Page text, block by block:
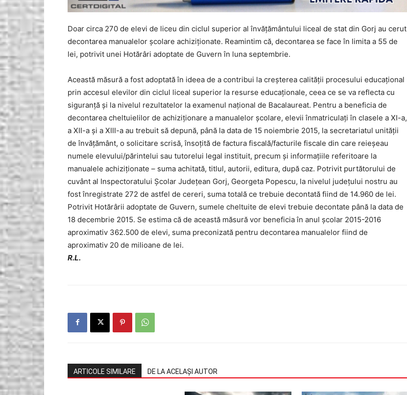
Doar circa 270 de elevi de liceu din ciclul superior al învăţământului liceal de stat din Gorj au cerut
decontarea manualelor şcolare achiziţionate. Reamintim că, decontarea se face în limita a 55 de
lei, potrivit unei Hotărâri adoptate de Guvern în luna septembrie.
Această măsură a fost adoptată în ideea de a contribui la creşterea calităţii procesului educaţional
prin accesul elevilor din ciclul liceal superior la resurse educaţionale, ceea ce se va reflecta cu
siguranţă şi la nivelul rezultatelor la examenul naţional de Bacalaureat. Pentru a beneficia de
decontarea cheltuielilor de achiziţionare a manualelor şcolare, elevii înmatriculaţi în clasele a XI-a,
a XII-a şi a XIII-a au trebuit să depună, până la data de 15 noiembrie 2015, la secretariatul unităţii
de învăţământ, o solicitare scrisă, însoţită de factura fiscală/facturile fiscale din care reieşeau
numele elevului/părintelui sau tutorelui legal instituit, precum şi informaţiile referitoare la
manualele achiziţionate – suma achitată, titlul, autorii, editura, după caz. Potrivit purtătorului de
cuvânt al Inspectoratului Şcolar Judeţean Gorj, Georgeta Popescu, la nivelul judeţului nostru au
fost înregistrate 272 de astfel de cereri, suma totală ce trebuie decontată fiind de 14.960 de lei.
Potrivit Hotărârii adoptate de Guvern, sumele cheltuite de elevi trebuie decontate până la data de
18 decembrie 2015. Se estima că de această măsură vor beneficia în anul școlar 2015-2016
aproximativ 362.500 de elevi, suma preconizată pentru decontarea manualelor fiind de
aproximativ 20 de milioane de lei.
R.L.
ARTICOLE SIMILARE DE LA ACELAȘI AUTOR